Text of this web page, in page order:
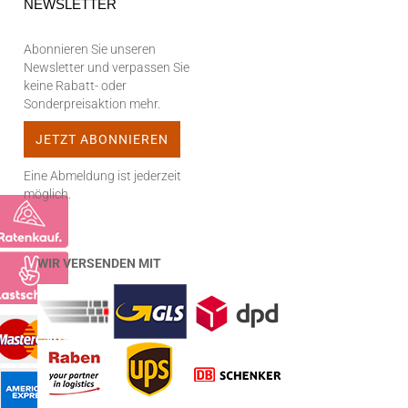
NEWSLETTER
Abonnieren Sie unseren
Newsletter und verpassen Sie
keine Rabatt- oder
Sonderpreisaktion mehr.
Eine Abmeldung ist jederzeit
möglich.
WIR VERSENDEN MIT